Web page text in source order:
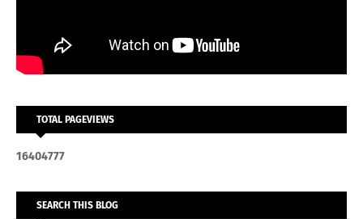
TOTAL PAGEVIEWS
16404777
SEARCH THIS BLOG